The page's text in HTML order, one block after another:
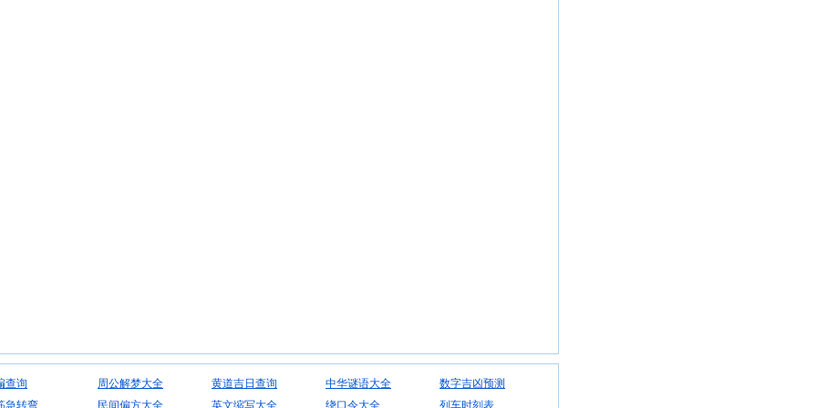
查询 周公解梦大全 黄道吉日查询 中华谜语大全
数字吉凶预测
急转弯
民间偏方大全 英文缩写大全 绕口令大全 列车时刻表